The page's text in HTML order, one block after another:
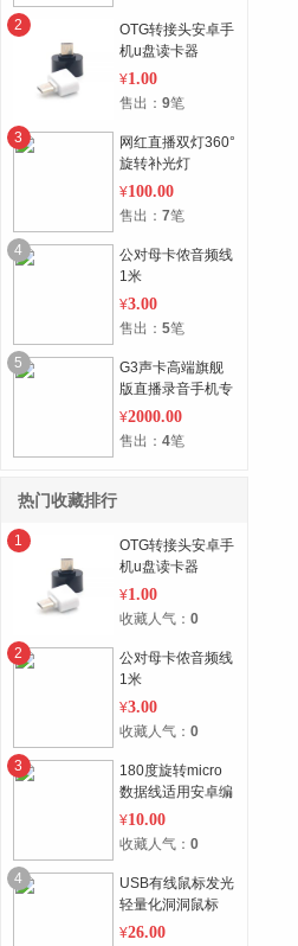
2
OTG转接头安卓手
机u盘读卡器
¥1.00
售出： 9笔
3
网红直播双灯360°
旋转补光灯
¥100.00
售出： 7笔
4
公对母卡侬音频线
1米
¥3.00
售出： 5笔
5
G3声卡高端旗舰
版直播录音手机专
用
¥2000.00
售出： 4笔
热门收藏排行
1
OTG转接头安卓手
机u盘读卡器
¥1.00
收藏人气： 0
2
公对母卡侬音频线
1米
¥3.00
收藏人气： 0
3
180度旋转micro
数据线适用安卓编
织充电线
¥10.00
收藏人气： 0
4
USB有线鼠标发光
轻量化洞洞鼠标
¥26.00